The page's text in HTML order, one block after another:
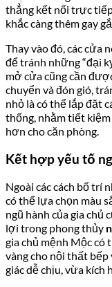
thẳng kết nối trực
khắc càng thêm gay
Thay vào đó, các cửa
để tránh những “đại
mở cửa cũng cần
chuyển và đón gió,
nhỏ là có thể lắp đặt
thống, nhằm tiết kiệm
hơn cho căn phòng.
Kết hợp yếu tố
Ngoài các cách bố trí
có thể lựa chọn màu
ngũ hành của gia chủ
lợi trong phong thủy
gia chủ mệnh Mộc có
vàng cho nội thất bếp
giác dễ chịu, vừa kích